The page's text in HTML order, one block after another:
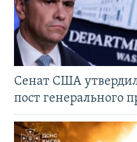
Сенат США
пост генерального